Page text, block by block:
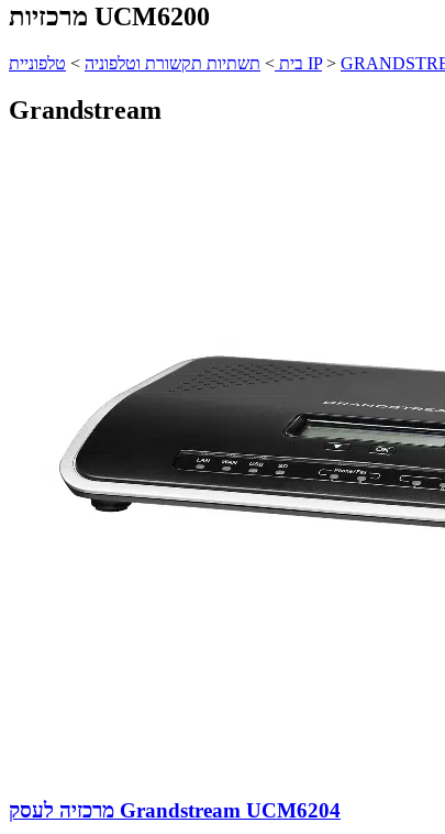
מרכזיות UCM6200
בית > תשתיות תקשורת וטלפוניה > טלפוניית IP>
Grandstream
מרכזיה לעסק Grandstream UCM6204